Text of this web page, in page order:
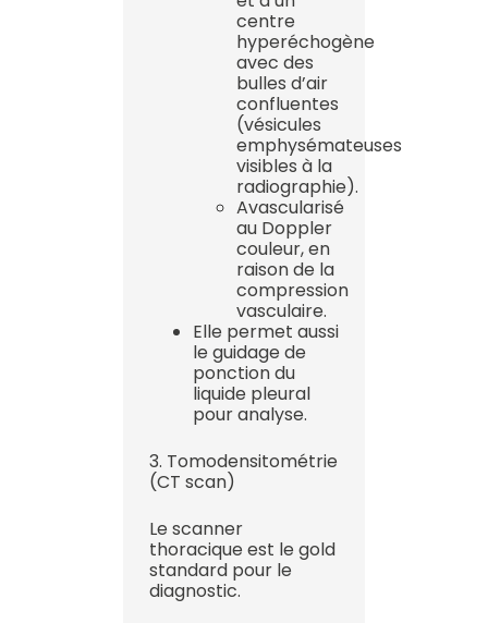
centre
hyperéchogène
avec des
bulles d’air
confluentes
(vésicules
emphysémateuses
visibles à la
radiographie).
Avascularisé
au Doppler
couleur, en
raison de la
compression
vasculaire.
Elle permet aussi
le guidage de
ponction du
liquide pleural
pour analyse.
3. Tomodensitométrie
(CT scan)
Le scanner
thoracique est le gold
standard pour le
diagnostic.